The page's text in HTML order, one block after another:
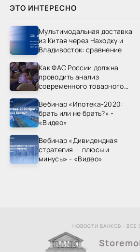
ЭТО ИНТЕРЕСНО
Мультимодальная доставка
из Китая через Находку и
Владивосток: сравнение
Как ФАС России должна
проводить анализ
современного товарного
России»
Вебинар «Ипотека-2020:
брать или не брать?» -
«Видео»
Вебинар «Дивидендная
стратегия — плюсы и
минусы» - «Видео»
НОВОСТИ БАНКОВ - ВСЕ